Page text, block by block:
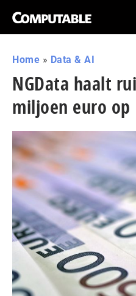
Home » Data & AI
NGData haalt
miljoen euro op